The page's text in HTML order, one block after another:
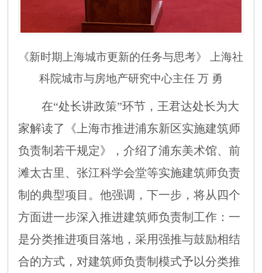
《新时期上海城市更新的任务与思考》
上海社
科院城市与房地产研究中心主任 万 勇
在“处长讲政策”环节， 王君达处长为大
家解读了《上海市推进浦东新区实施建筑师
负责制若干规定》，介绍了浦东美术馆、前
滩太古里、张江科学会堂等实施建筑师负责
制的典型项目。他强调，下一步，将从四个
方面进一步深入推进建筑师负责制工作：一
是分类推进项目落地，采用强推与鼓励相结
合的方式，对建筑师负责制模式予以分类推